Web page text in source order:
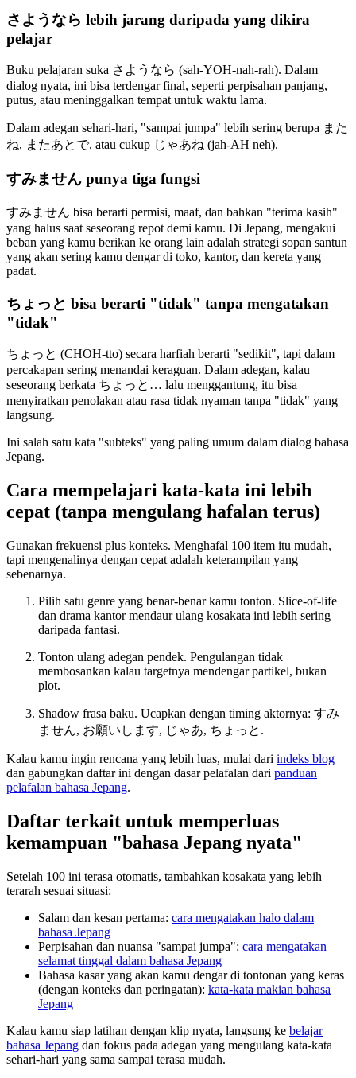
さようなら lebih jarang daripada yang dikira
pelajar
Buku pelajaran suka さようなら (sah-YOH-nah-rah). Dalam
dialog nyata, ini bisa terdengar final, seperti perpisahan panjang,
putus, atau meninggalkan tempat untuk waktu lama.
Dalam adegan sehari-hari, "sampai jumpa" lebih sering berupa また
ね, またあとで, atau cukup じゃあね (jah-AH neh).
すみません punya tiga fungsi
すみません bisa berarti permisi, maaf, dan bahkan "terima kasih"
yang halus saat seseorang repot demi kamu. Di Jepang, mengakui
beban yang kamu berikan ke orang lain adalah strategi sopan santun
yang akan sering kamu dengar di toko, kantor, dan kereta yang
padat.
ちょっと bisa berarti "tidak" tanpa mengatakan
"tidak"
ちょっと (CHOH-tto) secara harfiah berarti "sedikit", tapi dalam
percakapan sering menandai keraguan. Dalam adegan, kalau
seseorang berkata ちょっと… lalu menggantung, itu bisa
menyiratkan penolakan atau rasa tidak nyaman tanpa "tidak" yang
langsung.
Ini salah satu kata "subteks" yang paling umum dalam dialog bahasa
Jepang.
Cara mempelajari kata-kata ini lebih
cepat (tanpa mengulang hafalan terus)
Gunakan frekuensi plus konteks. Menghafal 100 item itu mudah,
tapi mengenalinya dengan cepat adalah keterampilan yang
sebenarnya.
Pilih satu genre yang benar-benar kamu tonton. Slice-of-life
dan drama kantor mendaur ulang kosakata inti lebih sering
daripada fantasi.
Tonton ulang adegan pendek. Pengulangan tidak
membosankan kalau targetnya mendengar partikel, bukan
plot.
Shadow frasa baku. Ucapkan dengan timing aktornya: すみ
ません, お願いします, じゃあ, ちょっと.
Kalau kamu ingin rencana yang lebih luas, mulai dari indeks blog
dan gabungkan daftar ini dengan dasar pelafalan dari panduan
pelafalan bahasa Jepang.
Daftar terkait untuk memperluas
kemampuan "bahasa Jepang nyata"
Setelah 100 ini terasa otomatis, tambahkan kosakata yang lebih
terarah sesuai situasi:
Salam dan kesan pertama: cara mengatakan halo dalam
bahasa Jepang
Perpisahan dan nuansa "sampai jumpa": cara mengatakan
selamat tinggal dalam bahasa Jepang
Bahasa kasar yang akan kamu dengar di tontonan yang keras
(dengan konteks dan peringatan): kata-kata makian bahasa
Jepang
Kalau kamu siap latihan dengan klip nyata, langsung ke belajar
bahasa Jepang dan fokus pada adegan yang mengulang kata-kata
sehari-hari yang sama sampai terasa mudah.